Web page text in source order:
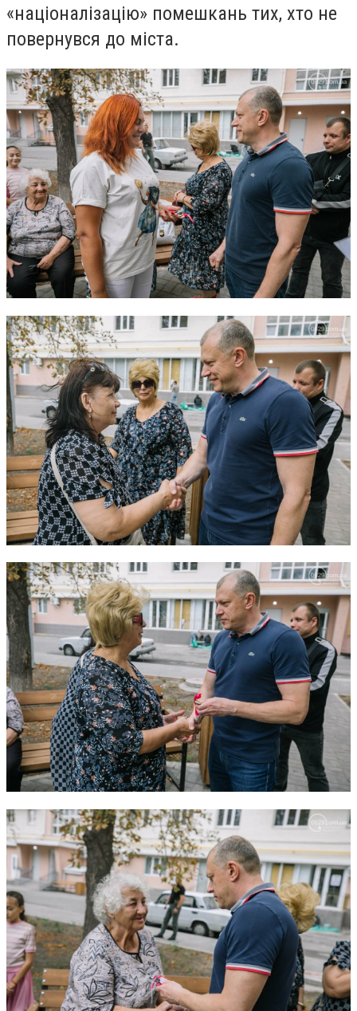
«націоналізацію» помешкань тих, хто не
повернувся до міста.